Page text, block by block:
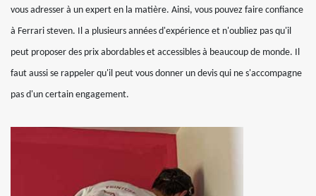
vous adresser à un expert en la matière. Ainsi, vous pouvez faire confiance
à Ferrari steven. Il a plusieurs années d'expérience et n'oubliez pas qu'il
peut proposer des prix abordables et accessibles à beaucoup de monde. Il
faut aussi se rappeler qu'il peut vous donner un devis qui ne s'accompagne
pas d'un certain engagement.